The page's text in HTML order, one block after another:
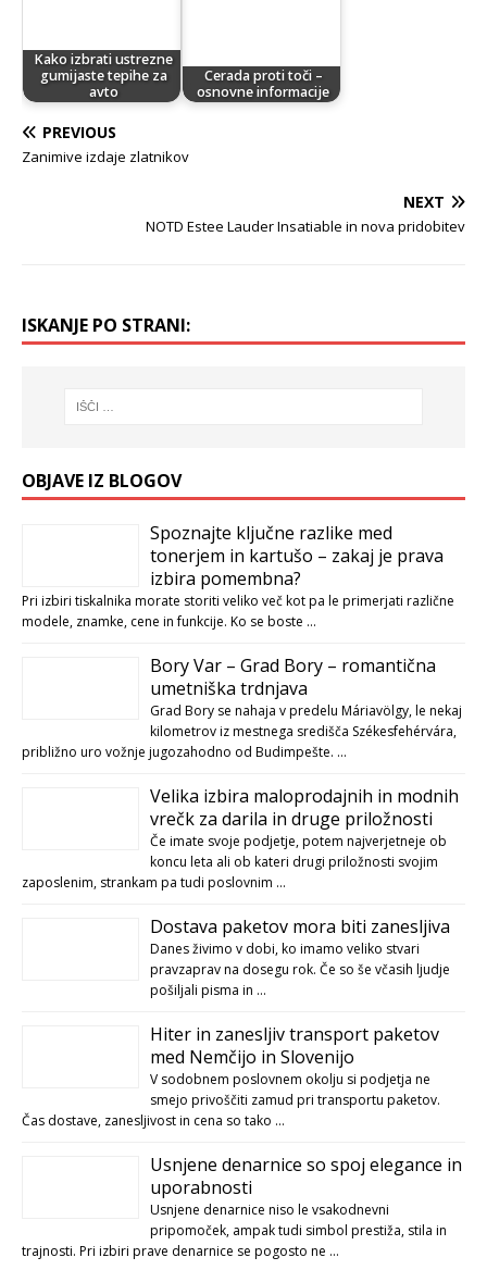
Kako izbrati ustrezne
gumijaste tepihe za
avto
Cerada proti toči –
osnovne informacije
PREVIOUS
Zanimive izdaje zlatnikov
NEXT
NOTD Estee Lauder Insatiable in nova pridobitev
ISKANJE PO STRANI:
OBJAVE IZ BLOGOV
Spoznajte ključne razlike med
tonerjem in kartušo – zakaj je prava
izbira pomembna?
Pri izbiri tiskalnika morate storiti veliko več kot pa le primerjati različne
modele, znamke, cene in funkcije. Ko se boste …
Bory Var – Grad Bory – romantična
umetniška trdnjava
Grad Bory se nahaja v predelu Máriavölgy, le nekaj
kilometrov iz mestnega središča Székesfehérvára,
približno uro vožnje jugozahodno od Budimpešte. …
Velika izbira maloprodajnih in modnih
vrečk za darila in druge priložnosti
Če imate svoje podjetje, potem najverjetneje ob
koncu leta ali ob kateri drugi priložnosti svojim
zaposlenim, strankam pa tudi poslovnim …
Dostava paketov mora biti zanesljiva
Danes živimo v dobi, ko imamo veliko stvari
pravzaprav na dosegu rok. Če so še včasih ljudje
pošiljali pisma in …
Hiter in zanesljiv transport paketov
med Nemčijo in Slovenijo
V sodobnem poslovnem okolju si podjetja ne
smejo privoščiti zamud pri transportu paketov.
Čas dostave, zanesljivost in cena so tako …
Usnjene denarnice so spoj elegance in
uporabnosti
Usnjene denarnice niso le vsakodnevni
pripomoček, ampak tudi simbol prestiža, stila in
trajnosti. Pri izbiri prave denarnice se pogosto ne …